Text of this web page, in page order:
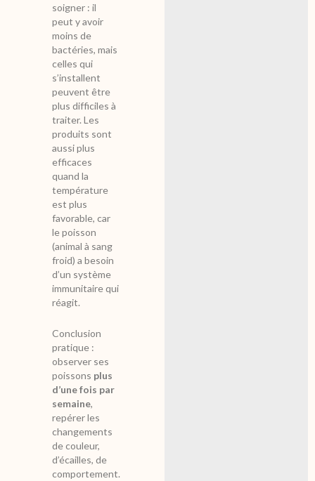
soigner : il
peut y avoir
moins de
bactéries, mais
celles qui
s’installent
peuvent être
plus difficiles à
traiter. Les
produits sont
aussi plus
efficaces
quand la
température
est plus
favorable, car
le poisson
(animal à sang
froid) a besoin
d’un système
immunitaire qui
réagit.
Conclusion
pratique :
observer ses
poissons plus
d’une fois par
semaine,
repérer les
changements
de couleur,
d’écailles, de
comportement.